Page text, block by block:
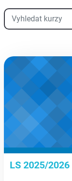
Vyhledat kurzy
aa
LS 2025/